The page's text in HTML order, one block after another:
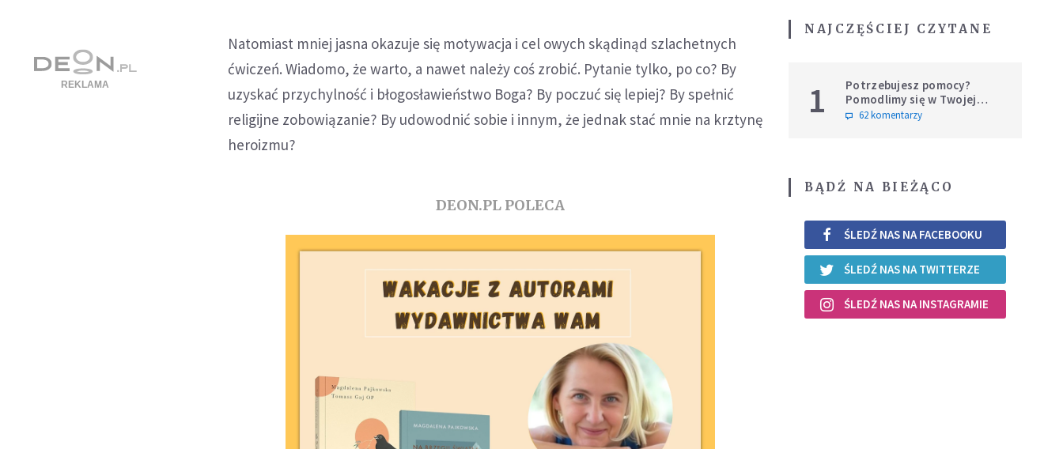
Natomiast mniej jasna okazuje się motywacja i cel owych skądinąd szlachetnych
ćwiczeń. Wiadomo, że warto, a nawet należy coś zrobić. Pytanie tylko, po co? By
uzyskać przychylność i błogosławieństwo Boga? By poczuć się lepiej? By spełnić
religijne zobowiązanie? By udowodnić sobie i innym, że jednak stać mnie na krztynę
heroizmu?
DEON.PL POLECA
NAJCZĘŚCIEJ CZYTANE
1
Potrzebujesz pomocy?
Pomodlimy się w Twojej
intencji
62 komentarzy
BĄDŹ NA BIEŻĄCO
ŚLEDŹ NAS NA FACEBOOKU
ŚLEDŹ NAS NA TWITTERZE
ŚLEDŹ NAS NA INSTAGRAMIE